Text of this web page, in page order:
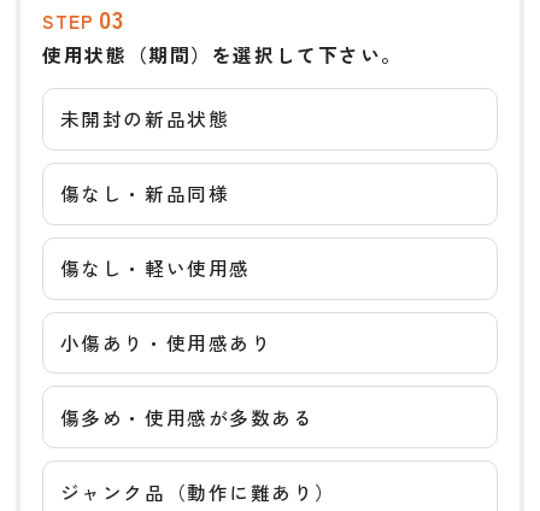
STEP 03
使用状態（期間）を選択して下さい。
未開封の新品状態
傷なし・新品同様
傷なし・軽い使用感
小傷あり・使用感あり
傷多め・使用感が多数ある
ジャンク品（動作に難あり）